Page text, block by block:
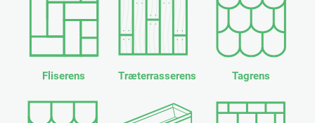
Fliserens Træterrasserens Tagrens